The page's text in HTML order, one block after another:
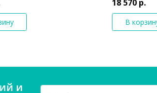
18 570 р.
В
и